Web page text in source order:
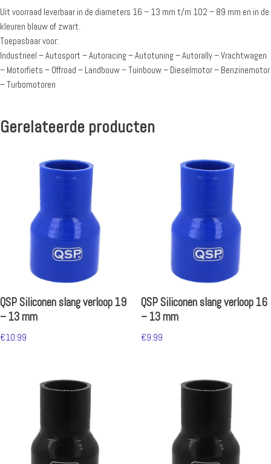
Uit voorraad leverbaar in de diameters 16 – 13 mm t/m 102 – 89 mm en in de
kleuren blauw of zwart.
Toepasbaar voor:
Industrieel – Autosport – Autoracing – Autotuning – Autorally – Vrachtwagen
– Motorfiets – Offroad – Landbouw – Tuinbouw – Dieselmotor – Benzinemotor
– Turbomotoren
Gerelateerde producten
QSP Siliconen slang verloop 19
– 13 mm
€10.99
QSP Siliconen slang verloop 16
– 13 mm
€9.99